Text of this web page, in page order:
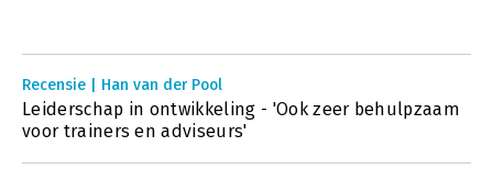
Recensie | Han van der Pool
Leiderschap in ontwikkeling - 'Ook zeer behulpzaam
voor trainers en adviseurs'